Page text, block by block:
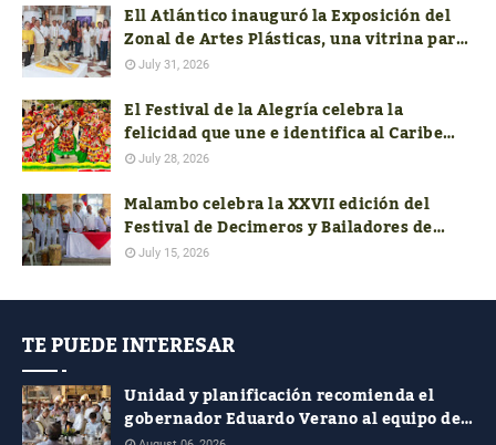
Ell Atlántico inauguró la Exposición del
Zonal de Artes Plásticas, una vitrina para
el talento artístico del departamento
July 31, 2026
El Festival de la Alegría celebra la
felicidad que une e identifica al Caribe
colombiano
July 28, 2026
Malambo celebra la XXVII edición del
Festival de Decimeros y Bailadores de
Cumbia de la Región Caribe
July 15, 2026
TE PUEDE INTERESAR
Unidad y planificación recomienda el
gobernador Eduardo Verano al equipo de